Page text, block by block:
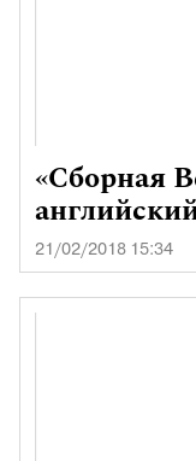
«Сборная
21/02/2018 15:34